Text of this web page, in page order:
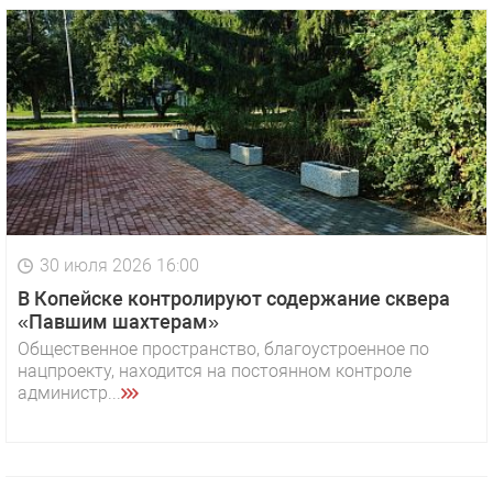
30 июля 2026 16:00
В Копейске контролируют содержание сквера
«Павшим шахтерам»
Общественное пространство, благоустроенное по
нацпроекту, находится на постоянном контроле
администр...